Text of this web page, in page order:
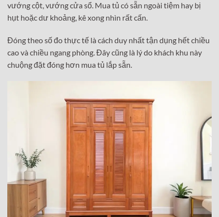
vướng cột, vướng cửa sổ. Mua tủ có sẵn ngoài tiệm hay bị
hụt hoặc dư khoảng, kê xong nhìn rất cấn.
Đóng theo số đo thực tế là cách duy nhất tận dụng hết chiều
cao và chiều ngang phòng. Đây cũng là lý do khách khu này
chuộng đặt đóng hơn mua tủ lắp sẵn.